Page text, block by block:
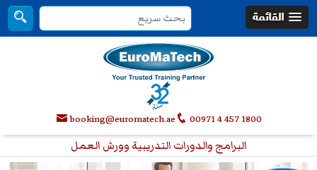
00971 4 457 1800
booking@euromatech.ae
البرامج والدورات التدريبية وورش العمل